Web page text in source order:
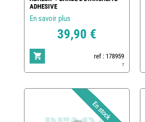
ADHESIVE
En savoir plus
39,90 €
ref : 178959
7